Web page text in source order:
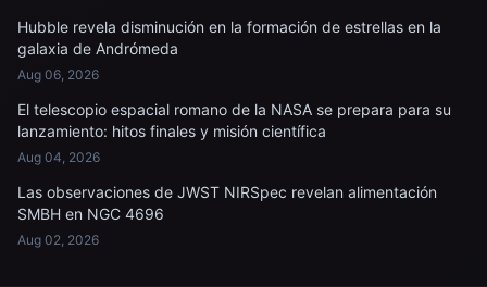
Hubble revela disminución en la formación de estrellas en la
galaxia de Andrómeda
Aug 06, 2026
El telescopio espacial romano de la NASA se prepara para su
lanzamiento: hitos finales y misión científica
Aug 04, 2026
Las observaciones de JWST NIRSpec revelan alimentación
SMBH en NGC 4696
Aug 02, 2026